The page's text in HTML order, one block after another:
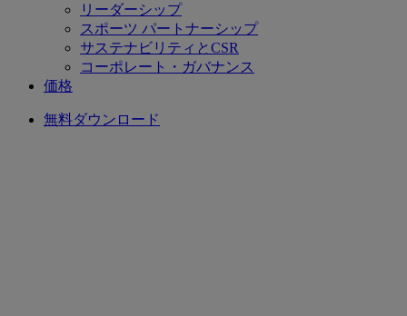
リーダーシップ
スポーツ パートナーシップ
サステナビリティとCSR
コーポレート・ガバナンス
価格
無料ダウンロード